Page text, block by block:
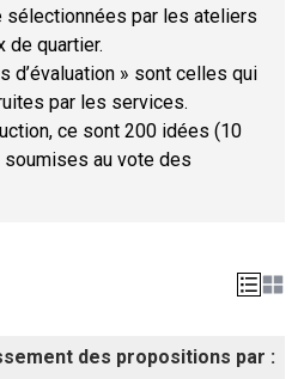
sélectionnées par les ateliers
de quartier.
d’évaluation » sont celles qui
par les services.
ce sont 200 idées (10
au vote des
des propositions par :